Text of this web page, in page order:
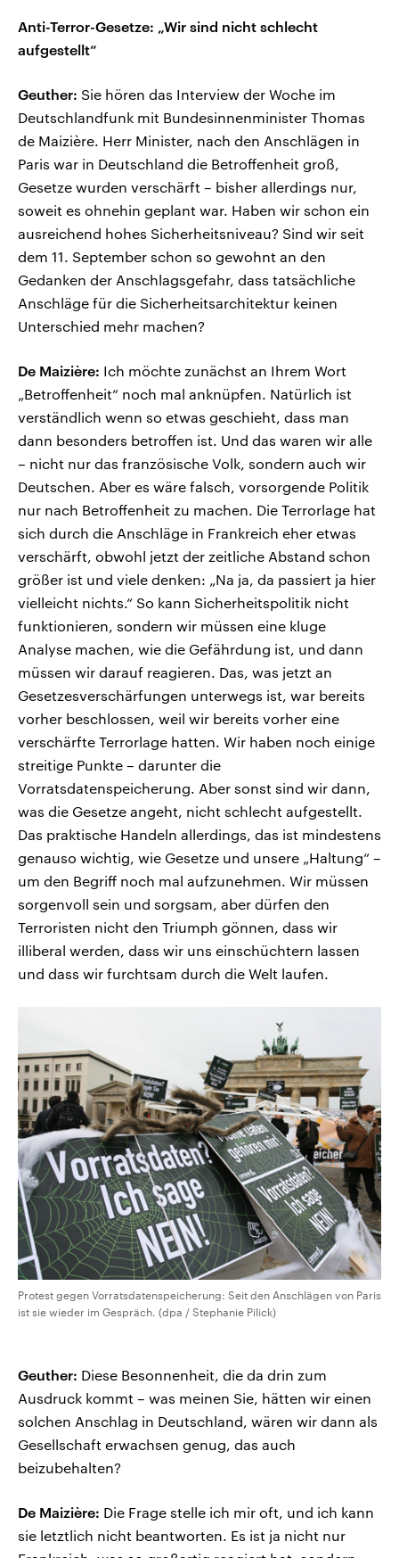
Anti-Terror-Gesetze: „Wir sind nicht schlecht
aufgestellt“
Geuther: Sie hören das Interview der Woche im
Deutschlandfunk mit Bundesinnenminister Thomas
de Maizière. Herr Minister, nach den Anschlägen in
Paris war in Deutschland die Betroffenheit groß,
Gesetze wurden verschärft – bisher allerdings nur,
soweit es ohnehin geplant war. Haben wir schon ein
ausreichend hohes Sicherheitsniveau? Sind wir seit
dem 11. September schon so gewohnt an den
Gedanken der Anschlagsgefahr, dass tatsächliche
Anschläge für die Sicherheitsarchitektur keinen
Unterschied mehr machen?
De Maizière: Ich möchte zunächst an Ihrem Wort
„Betroffenheit“ noch mal anknüpfen. Natürlich ist
verständlich wenn so etwas geschieht, dass man
dann besonders betroffen ist. Und das waren wir alle
– nicht nur das französische Volk, sondern auch wir
Deutschen. Aber es wäre falsch, vorsorgende Politik
nur nach Betroffenheit zu machen. Die Terrorlage hat
sich durch die Anschläge in Frankreich eher etwas
verschärft, obwohl jetzt der zeitliche Abstand schon
größer ist und viele denken: „Na ja, da passiert ja hier
vielleicht nichts.“ So kann Sicherheitspolitik nicht
funktionieren, sondern wir müssen eine kluge
Analyse machen, wie die Gefährdung ist, und dann
müssen wir darauf reagieren. Das, was jetzt an
Gesetzesverschärfungen unterwegs ist, war bereits
vorher beschlossen, weil wir bereits vorher eine
verschärfte Terrorlage hatten. Wir haben noch einige
streitige Punkte – darunter die
Vorratsdatenspeicherung. Aber sonst sind wir dann,
was die Gesetze angeht, nicht schlecht aufgestellt.
Das praktische Handeln allerdings, das ist mindestens
genauso wichtig, wie Gesetze und unsere „Haltung“ –
um den Begriff noch mal aufzunehmen. Wir müssen
sorgenvoll sein und sorgsam, aber dürfen den
Terroristen nicht den Triumph gönnen, dass wir
illiberal werden, dass wir uns einschüchtern lassen
und dass wir furchtsam durch die Welt laufen.
Protest gegen Vorratsdatenspeicherung: Seit den Anschlägen von Paris
ist sie wieder im Gespräch. (dpa / Stephanie Pilick)
Geuther: Diese Besonnenheit, die da drin zum
Ausdruck kommt – was meinen Sie, hätten wir einen
solchen Anschlag in Deutschland, wären wir dann als
Gesellschaft erwachsen genug, das auch
beizubehalten?
De Maizière: Die Frage stelle ich mir oft, und ich kann
sie letztlich nicht beantworten. Es ist ja nicht nur